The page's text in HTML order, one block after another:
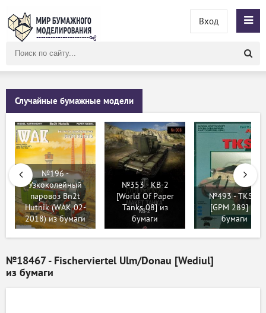
сайту
Вход
Случайные бумажные модели
№196 -
Узкоколейный
паровоз Bn2t
Hutnik (WAK 02-
2018) из бумаги
№353 - KВ-2
[World Of Paper
Tanks 08] из
бумаги
№493 - TKS-D
[GPM 289] из
бумаги
№18467 - Fischerviertel Ulm/Donau [Wediul]
из бумаги